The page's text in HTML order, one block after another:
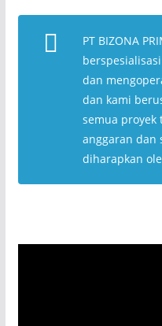
PT BIZONA
dan
dan kami
semua proyek
anggaran dan
diharapkan